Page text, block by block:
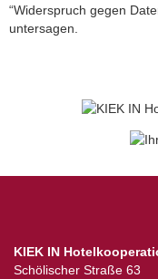
“Widerspruch gegen
untersagen.
KIEK IN
Schölischer Straße 63